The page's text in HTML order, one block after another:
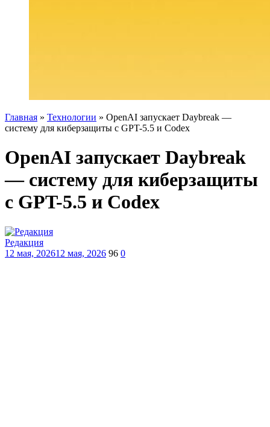
Главная » Технологии » OpenAI запускает Daybreak —
систему для киберзащиты с GPT-5.5 и Codex
OpenAI запускает Daybreak
— систему для киберзащиты
с GPT-5.5 и Codex
Редакция
12 мая, 202612 мая, 2026 96 0